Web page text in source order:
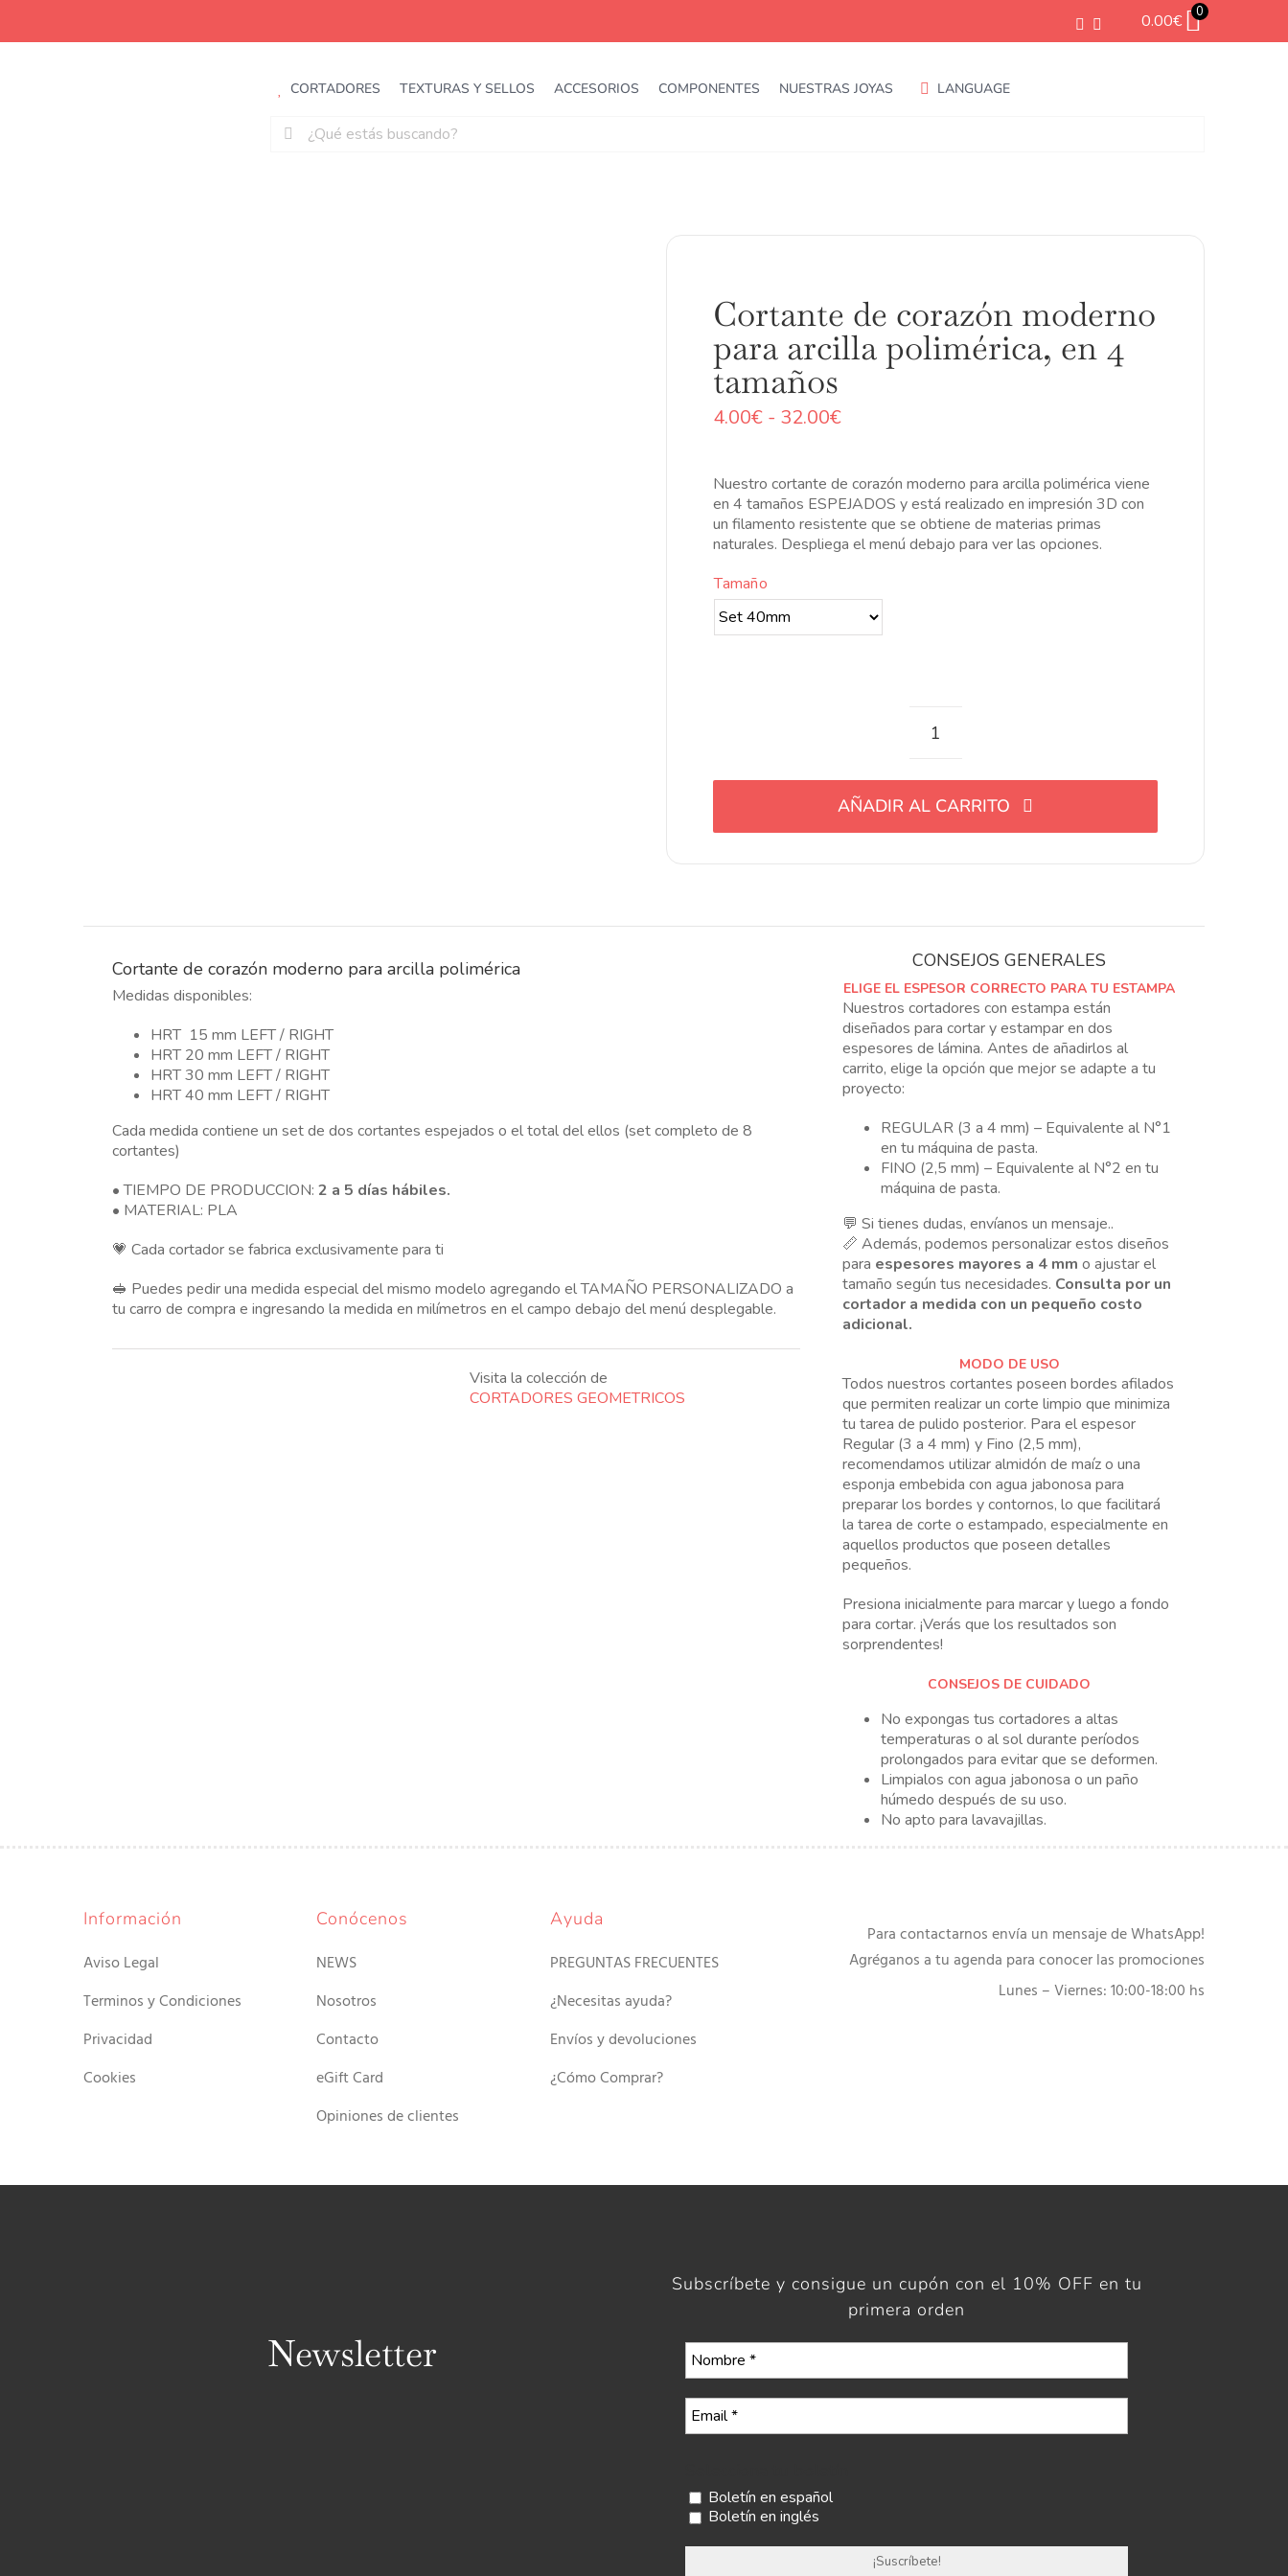
contenido
0.00€ 0
CORTADORES TEXTURAS Y SELLOS ACCESORIOS COMPONENTES NUESTRAS JOYAS LANGUAGE
Buscar:
Cortante de corazón moderno
para arcilla polimérica, en 4
tamaños
4.00€ - 32.00€Rango
desde
4.00€
hasta
32.00€
Nuestro cortante de corazón moderno para arcilla polimérica viene
en 4 tamaños ESPEJADOS y está realizado en impresión 3D con
un filamento resistente que se obtiene de materias primas
naturales. Despliega el menú debajo para ver las opciones.
Tamaño
Cortante
moderno
para
4
tamaños
cantidad
AÑADIR AL CARRITO
Cortante de corazón moderno para arcilla polimérica
Medidas disponibles:
HRT 15 mm LEFT / RIGHT
HRT 20 mm LEFT / RIGHT
HRT 30 mm LEFT / RIGHT
HRT 40 mm LEFT / RIGHT
Cada medida contiene un set de dos cortantes espejados o el total del ellos (set completo de 8
cortantes)
• TIEMPO DE PRODUCCION: 2 a 5 días hábiles.
• MATERIAL: PLA
💗 Cada cortador se fabrica exclusivamente para ti
🥪 Puedes pedir una medida especial del mismo modelo agregando el TAMAÑO PERSONALIZADO a
tu carro de compra e ingresando la medida en milímetros en el campo debajo del menú desplegable.
Visita la colección de
CORTADORES GEOMETRICOS
CONSEJOS GENERALES
ELIGE EL ESPESOR CORRECTO PARA TU ESTAMPA
Nuestros cortadores con estampa están
diseñados para cortar y estampar en dos
espesores de lámina. Antes de añadirlos al
carrito, elige la opción que mejor se adapte a tu
proyecto:
REGULAR (3 a 4 mm) – Equivalente al N°1
en tu máquina de pasta.
FINO (2,5 mm) – Equivalente al N°2 en tu
máquina de pasta.
💬 Si tienes dudas, envíanos un mensaje..
📏 Además, podemos personalizar estos diseños
para espesores mayores a 4 mm o ajustar el
tamaño según tus necesidades. Consulta por un
cortador a medida con un pequeño costo
adicional.
MODO DE USO
Todos nuestros cortantes poseen bordes afilados
que permiten realizar un corte limpio que minimiza
tu tarea de pulido posterior. Para el espesor
Regular (3 a 4 mm) y Fino (2,5 mm),
recomendamos utilizar almidón de maíz o una
esponja embebida con agua jabonosa para
preparar los bordes y contornos, lo que facilitará
la tarea de corte o estampado, especialmente en
aquellos productos que poseen detalles
pequeños.
Presiona inicialmente para marcar y luego a fondo
para cortar. ¡Verás que los resultados son
sorprendentes!
CONSEJOS DE CUIDADO
No expongas tus cortadores a altas
temperaturas o al sol durante períodos
prolongados para evitar que se deformen.
Limpialos con agua jabonosa o un paño
húmedo después de su uso.
No apto para lavavajillas.
Información
Aviso Legal
Terminos y Condiciones
Privacidad
Cookies
Conócenos
NEWS
Nosotros
Contacto
eGift Card
Opiniones de clientes
Ayuda
PREGUNTAS FRECUENTES
¿Necesitas ayuda?
Envíos y devoluciones
¿Cómo Comprar?
Para contactarnos envía un mensaje de WhatsApp!
Agréganos a tu agenda para conocer las promociones
Lunes – Viernes: 10:00-18:00 hs
Newsletter
Subscríbete y consigue un cupón con el 10% OFF en tu
primera orden
Boletín en español
Boletín en inglés